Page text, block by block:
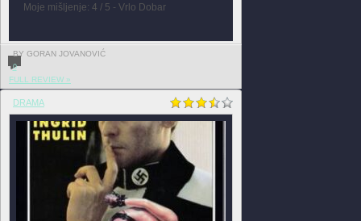
Moje mišljenje: 4 / 5 - Vrlo Dobar
BY GORAN JOVANOVIĆ
0
FULL REVIEW »
DRAMA